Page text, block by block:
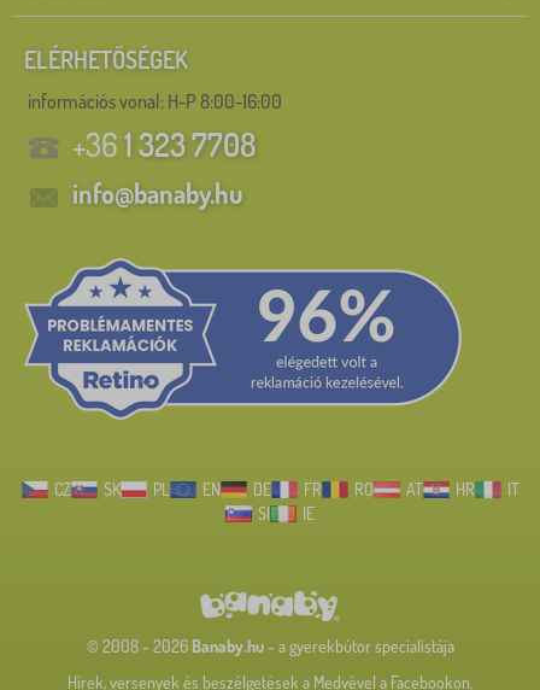
ELÉRHETŐSÉGEK
információs vonal: H-P 8:00-16:00
+361 323 7708
info@banaby.hu
CZ SK PL EN DE FR RO AT HR
IT
SI
IE
© 2008 - 2026 Banaby.hu- a gyerekbútor specialistája
Hírek, versenyek és beszélgetések a Medvével a Facebookon.